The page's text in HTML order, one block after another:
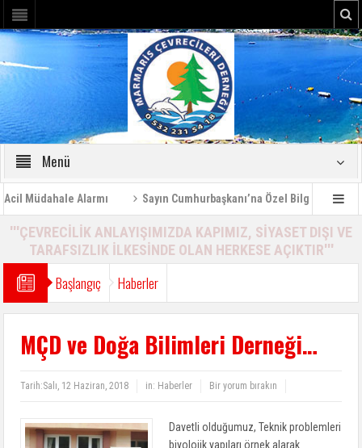
Menü
Alarmı Sayın Cumhurbaşkanı’na Özel Bilgilendirme
'''ÇEVRECİLİK ANLAYIŞIMIZDA KAPIMIZ, SİYASET DIŞI VE
TARAFSIZLIK İLKESİNDE OLAN HERKESE AÇIKTIR'''
Başlangıç Haberler
MÇD ve Doğa Bilimleri Derneği…
Tarih:Salı, 12 Haziran, 2018 in: Haberler Bir yorum bırakın
Davetli olduğumuz, Teknik problemleri
biyolojik yapıları örnek alarak